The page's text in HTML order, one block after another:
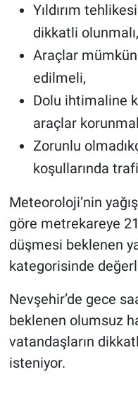
Yıldırım
dikkatli olunmalı,
Araçlar
edilmeli,
Dolu ihtimaline
araçlar
Zorunlu
koşullarında
Meteoroloji’nin
göre metrekareye
düşmesi beklenen
kategorisinde
Nevşehir’de gece
beklenen olumsuz
vatandaşların
isteniyor.